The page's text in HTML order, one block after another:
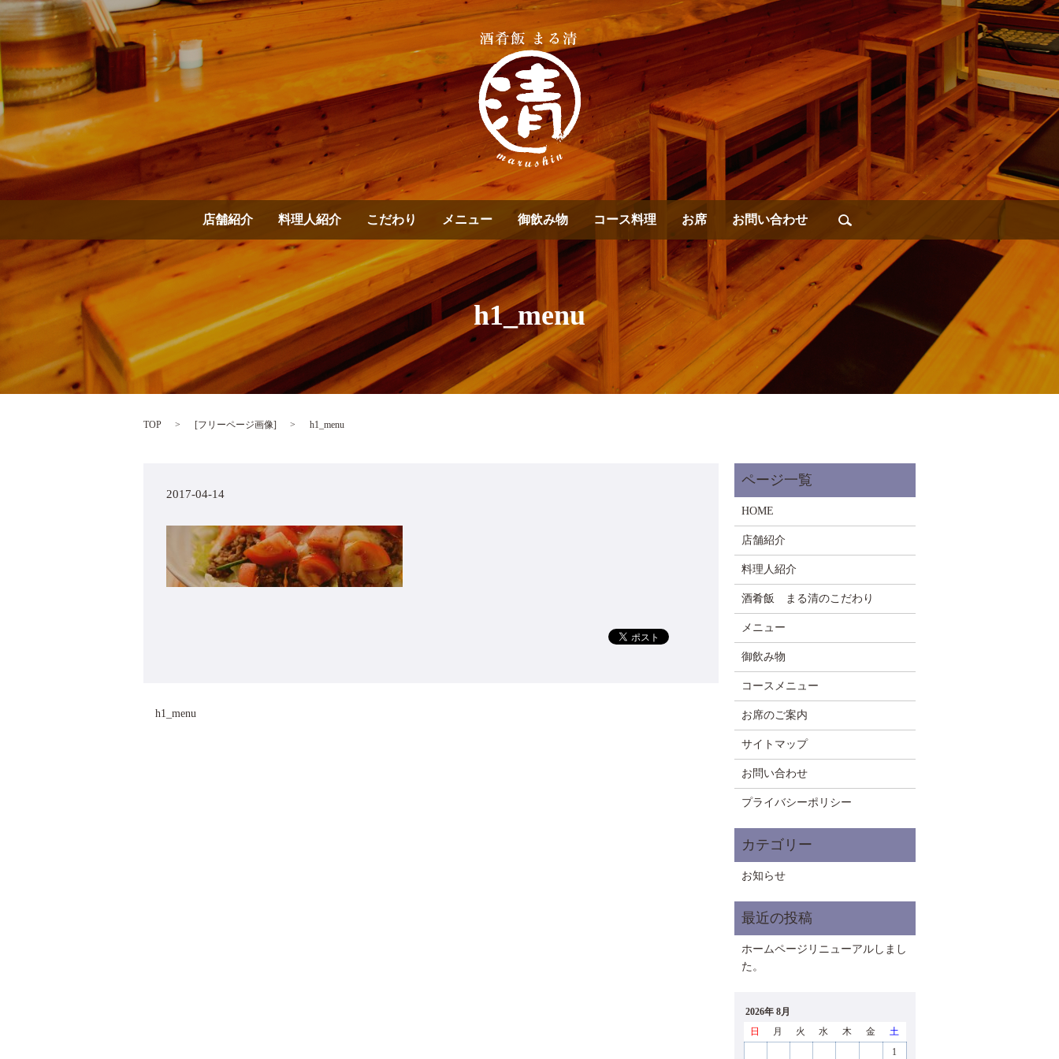
店舗紹介 料理人紹介 こだわり メニュー 御飲み物 コース料理 お席 お問い合わせ
h1_menu
TOP [フリーページ画像] h1_menu
2017-04-14
h1_menu
HOME
店舗紹介
料理人紹介
酒肴飯 まる清のこだわり
メニュー
御飲み物
コースメニュー
お席のご案内
サイトマップ
お問い合わせ
プライバシーポリシー
お知らせ
ホームページリニューアルしまし
た。
2026年 8月
日
月 火 水 木 金
土
1